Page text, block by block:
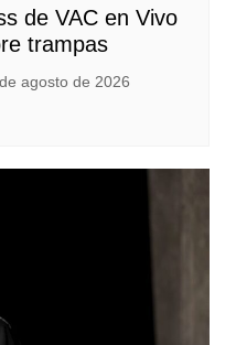
de VAC en Vivo
trampas
agosto de 2026